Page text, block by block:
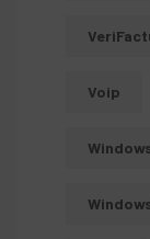
Voip
Windows